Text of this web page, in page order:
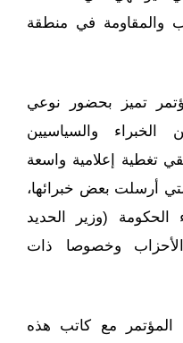
حول الحرب والمقاومة في منطقة
تميز بحضور نوعي
والسياسيين
تغطية إعلامية واسعة
أرسلت بعض خبرائها،
(وزير الحديد
وخصوصا ذات
مع كاتب هذه